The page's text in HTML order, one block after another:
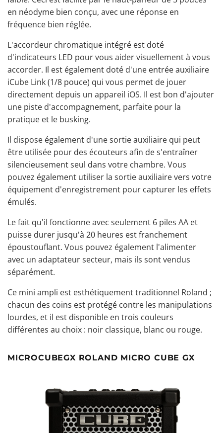
en néodyme bien conçu, avec une réponse en
fréquence bien réglée.
L'accordeur chromatique intégré est doté
d'indicateurs LED pour vous aider visuellement à vous
accorder. Il est également doté d'une entrée auxiliaire
iCube Link (1/8 pouce) qui vous permet de jouer
directement depuis un appareil iOS. Il est bon d'ajouter
une piste d'accompagnement, parfaite pour la
pratique et le busking.
Il dispose également d'une sortie auxiliaire qui peut
être utilisée pour des écouteurs afin de s'entraîner
silencieusement seul dans votre chambre. Vous
pouvez également utiliser la sortie auxiliaire vers votre
équipement d'enregistrement pour capturer les effets
émulés.
Le fait qu'il fonctionne avec seulement 6 piles AA et
puisse durer jusqu'à 20 heures est franchement
époustouflant. Vous pouvez également l'alimenter
avec un adaptateur secteur, mais ils sont vendus
séparément.
Ce mini ampli est esthétiquement traditionnel Roland ;
chacun des coins est protégé contre les manipulations
lourdes, et il est disponible en trois couleurs
différentes au choix : noir classique, blanc ou rouge.
MICROCUBEGX ROLAND MICRO CUBE GX